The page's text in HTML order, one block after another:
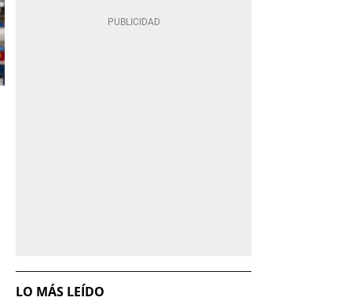
LO MÁS LEÍDO